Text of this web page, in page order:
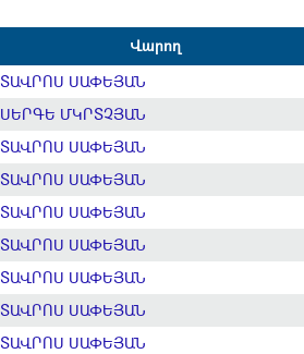
Վարող
ՏԱՎՐՈՍ ՍԱՓԵՅԱՆ
ՍԵՐԳԵ ՄԿՐՏՉՅԱՆ
ՏԱՎՐՈՍ ՍԱՓԵՅԱՆ
ՏԱՎՐՈՍ ՍԱՓԵՅԱՆ
ՏԱՎՐՈՍ ՍԱՓԵՅԱՆ
ՏԱՎՐՈՍ ՍԱՓԵՅԱՆ
ՏԱՎՐՈՍ ՍԱՓԵՅԱՆ
ՏԱՎՐՈՍ ՍԱՓԵՅԱՆ
ՏԱՎՐՈՍ ՍԱՓԵՅԱՆ